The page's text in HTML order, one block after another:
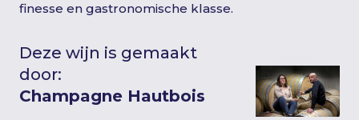
finesse en gastronomische klasse.
Deze wijn is gemaakt
door:
Champagne Hautbois